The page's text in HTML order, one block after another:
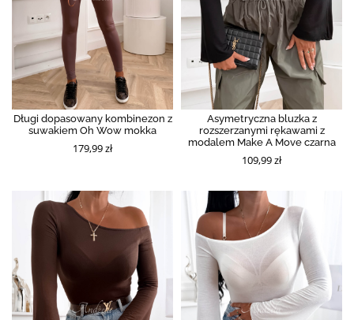
Długi dopasowany kombinezon z
suwakiem Oh Wow mokka
179,99 zł
Asymetryczna bluzka z
rozszerzanymi rękawami z
modalem Make A Move czarna
109,99 zł